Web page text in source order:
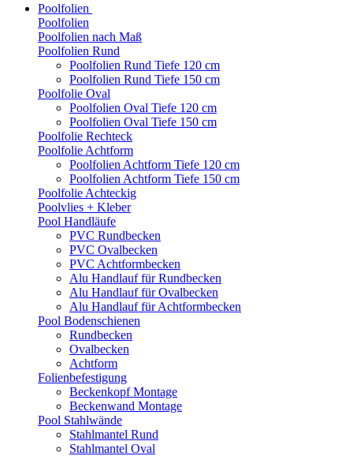
Poolfolien
Poolfolien
Poolfolien nach Maß
Poolfolien Rund
Poolfolien Rund Tiefe 120 cm
Poolfolien Rund Tiefe 150 cm
Poolfolie Oval
Poolfolien Oval Tiefe 120 cm
Poolfolien Oval Tiefe 150 cm
Poolfolie Rechteck
Poolfolie Achtform
Poolfolien Achtform Tiefe 120 cm
Poolfolien Achtform Tiefe 150 cm
Poolfolie Achteckig
Poolvlies + Kleber
Pool Handläufe
PVC Rundbecken
PVC Ovalbecken
PVC Achtformbecken
Alu Handlauf für Rundbecken
Alu Handlauf für Ovalbecken
Alu Handlauf für Achtformbecken
Pool Bodenschienen
Rundbecken
Ovalbecken
Achtform
Folienbefestigung
Beckenkopf Montage
Beckenwand Montage
Pool Stahlwände
Stahlmantel Rund
Stahlmantel Oval